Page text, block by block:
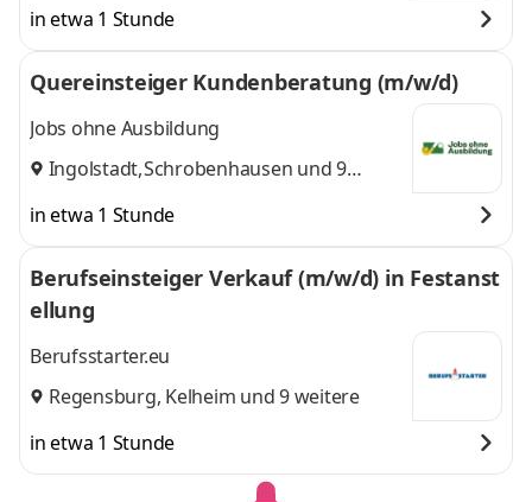
in etwa 1 Stunde
Quereinsteiger Kundenberatung (m/w/d)
Jobs ohne Ausbildung
Ingolstadt,Schrobenhausen und 9
in etwa 1 Stunde
Berufseinsteiger Verkauf (m/w/d) in Festanst
ellung
Berufsstarter.eu
Regensburg, Kelheim und 9 weitere
in etwa 1 Stunde